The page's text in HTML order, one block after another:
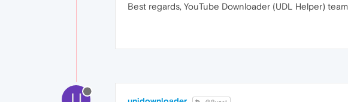
Best regards, YouTube Downloader (UDL Helper)